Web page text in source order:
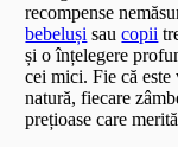
recompense
bebeluși saucopii
și o înțelegere
cei mici. Fie că este
natură, fiecare
prețioase care